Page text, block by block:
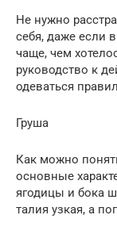
Не нужно
себя, даже если
чаще, чем
руководство к
одеваться
Груша
Как можно
основные
ягодицы и бока
талия узкая, а